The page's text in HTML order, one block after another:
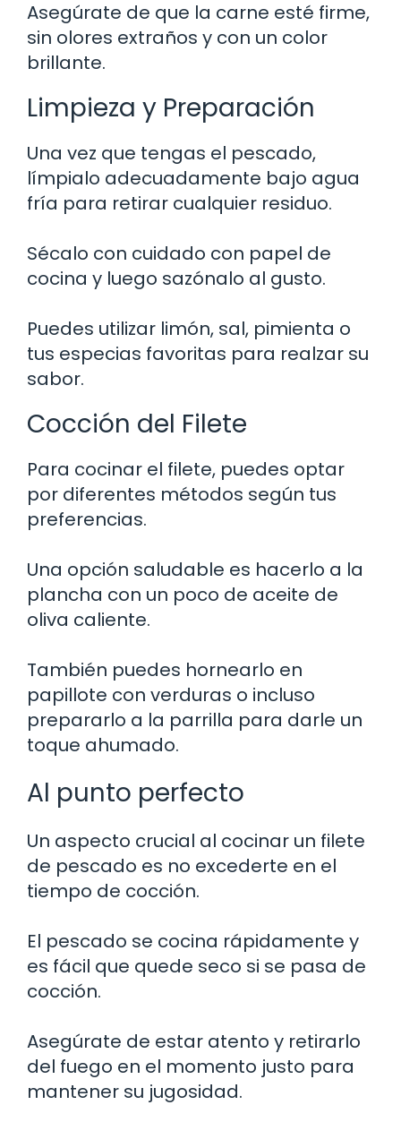
Asegúrate de que la carne esté firme,
sin olores extraños y con un color
brillante.
Limpieza y Preparación
Una vez que tengas el pescado,
límpialo adecuadamente bajo agua
fría para retirar cualquier residuo.
Sécalo con cuidado con papel de
cocina y luego sazónalo al gusto.
Puedes utilizar limón, sal, pimienta o
tus especias favoritas para realzar su
sabor.
Cocción del Filete
Para cocinar el filete, puedes optar
por diferentes métodos según tus
preferencias.
Una opción saludable es hacerlo a la
plancha con un poco de aceite de
oliva caliente.
También puedes hornearlo en
papillote con verduras o incluso
prepararlo a la parrilla para darle un
toque ahumado.
Al punto perfecto
Un aspecto crucial al cocinar un filete
de pescado es no excederte en el
tiempo de cocción.
El pescado se cocina rápidamente y
es fácil que quede seco si se pasa de
cocción.
Asegúrate de estar atento y retirarlo
del fuego en el momento justo para
mantener su jugosidad.